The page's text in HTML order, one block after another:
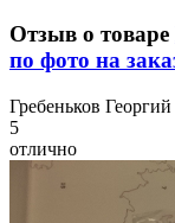
Отзыв о товаре
по фото на
Гребеньков
5
отлично